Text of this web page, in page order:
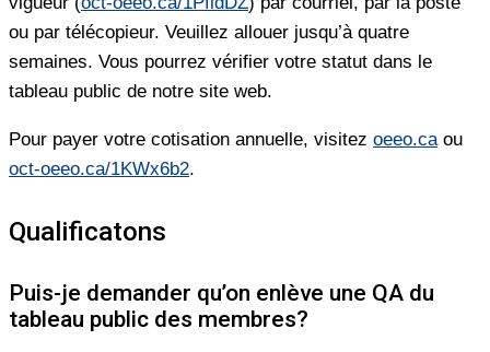
ou par télécopieur. Veuillez allouer jusqu’à quatre
semaines. Vous pourrez vérifier votre statut dans le
tableau public de notre site web.
Pour payer votre cotisation annuelle, visitez oeeo.caou
oct-oeeo.ca/1KWx6b2.
Qualificatons
Puis-je demander qu’on enlève une QA du
tableau public des membres?